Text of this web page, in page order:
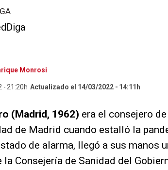
Monrosi
21:20h Actualizado el 14/03/2022 14:11h
(Madrid, 1962) era el consejero
de Madrid cuando estalló la
de alarma, llegó a sus manos
Consejería de Sanidad del